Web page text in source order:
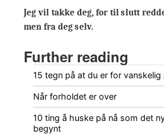
Jeg vil takke deg, for til slutt
men fra deg selv.
Further reading
15 tegn på at du er for vanskelig
Når forholdet er over
10 ting å huske på nå som det
begynt